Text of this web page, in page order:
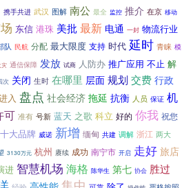
携手共进 武汉 图解 南公 最全 监控 推介 在京 移动
东信 港珠 美批最新 电通 一封 物流行业
队 民航 分配 最大限度 支持 时代 延时 青睐 模
灾 通信保障 发放 试商 人防办 推广应用 不止 解
次 关闭 生时 在哪里 层面 规划 交费 行政
入 盘点 社会经济 拖延 抗衡 人员 保证 机
可 准有 号新 蓝天 之歌 科立 好的 你我 祝您
十大品牌 威诺 新增 缅甸 共建 调解 浙江 两大
3130万元 杭州 赓续 成功 南宁市 开启 走好 旅店
进 智慧机场 海格 陈华生 第七 协会 胜过